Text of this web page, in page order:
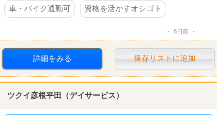
車・バイク通勤可 資格を活かすオシゴト
6日前
詳細をみる 保存リストに追加
ツクイ彦根平田（デイサービス）